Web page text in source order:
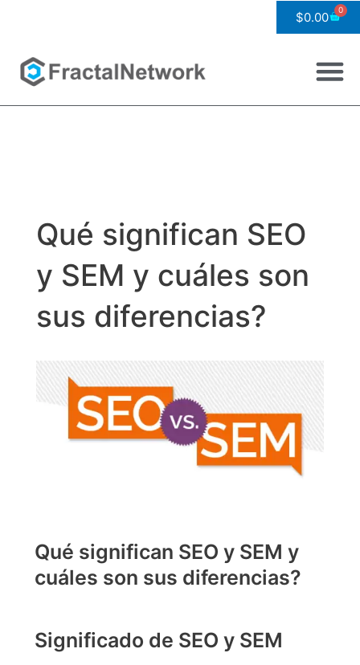
$0.00 0
Qué significan SEO
y SEM y cuáles son
sus diferencias?
Qué significan SEO y SEM y
cuáles son sus diferencias?
Significado de SEO y SEM